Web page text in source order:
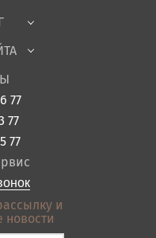
77
77
77
и
новости